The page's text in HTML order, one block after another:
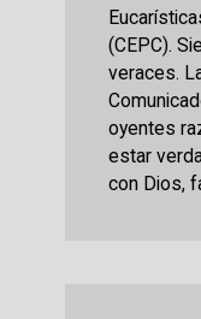
(CEPC).
veraces.
oyentes
estar
con Dios,